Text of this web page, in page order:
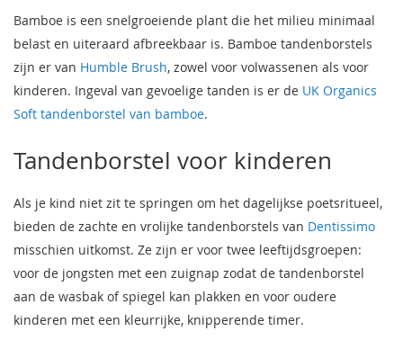
Bamboe is een snelgroeiende plant die het milieu minimaal
belast en uiteraard afbreekbaar is. Bamboe tandenborstels
zijn er van Humble Brush, zowel voor volwassenen als voor
kinderen. Ingeval van gevoelige tanden is er de UK Organics
Soft tandenborstel van bamboe.
Tandenborstel voor kinderen
Als je kind niet zit te springen om het dagelijkse poetsritueel,
bieden de zachte en vrolijke tandenborstels van Dentissimo
misschien uitkomst. Ze zijn er voor twee leeftijdsgroepen:
voor de jongsten met een zuignap zodat de tandenborstel
aan de wasbak of spiegel kan plakken en voor oudere
kinderen met een kleurrijke, knipperende timer.